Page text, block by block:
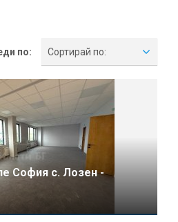
по:
Сортирай по:
София с. Лозен -